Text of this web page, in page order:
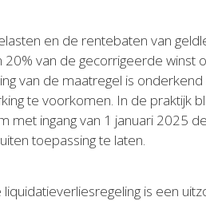
en de rentebaten van
van de gecorrigeerde winst
van de maatregel is
te voorkomen. In de praktijk
met ingang van 1 januari 2025
toepassing te laten.
is een